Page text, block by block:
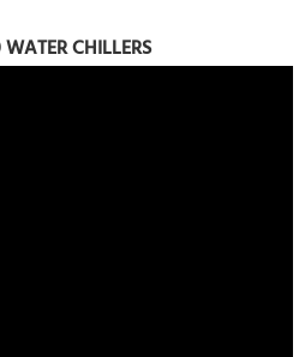
CHILLERS